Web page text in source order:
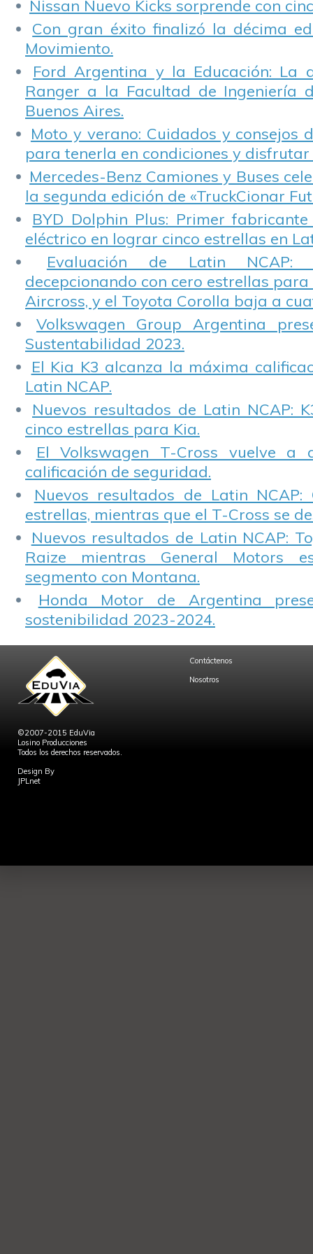
Nissan Nuevo Kicks sorprende con
Con gran éxito finalizó la décima
Movimiento.
Ford Argentina y la Educación: La
Ranger a la Facultad de Ingeniería
Buenos Aires.
Moto y verano: Cuidados y consejos
para tenerla en condiciones y disfrutar
Mercedes-Benz Camiones y Buses
la segunda edición de «TruckCionar
BYD Dolphin Plus: Primer
eléctrico en lograr cinco estrellas en
Evaluación de Latin NCAP:
decepcionando con cero estrellas para
Aircross, y el Toyota Corolla baja a
Volkswagen Group Argentina
Sustentabilidad 2023.
El Kia K3 alcanza la máxima
Latin NCAP.
Nuevos resultados de Latin NCAP:
cinco estrellas para Kia.
El Volkswagen T-Cross vuelve a
calificación de seguridad.
Nuevos resultados de Latin NCAP:
estrellas, mientras que el T-Cross se
Nuevos resultados de Latin NCAP:
Raize mientras General Motors
segmento con Montana.
Honda Motor de Argentina
sostenibilidad 2023-2024.
©2007-2015 EduVia
Losino Producciones
Todos los derechos reservados.
Design By
JPLnet
Contáctenos
Nosotros